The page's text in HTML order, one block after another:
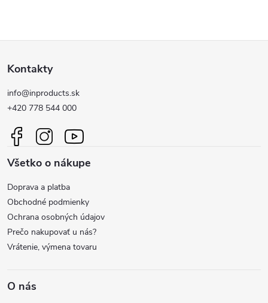
á
p
ä
e
Kontakty
info@inproducts.sk
+420 778 544 000
Všetko o nákupe
Doprava a platba
Obchodné podmienky
Ochrana osobných údajov
Prečo nakupovať u nás?
Vrátenie, výmena tovaru
O nás